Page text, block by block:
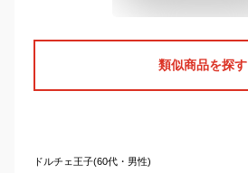
類似商品を探す
ドルチェ王子(60代・男性)